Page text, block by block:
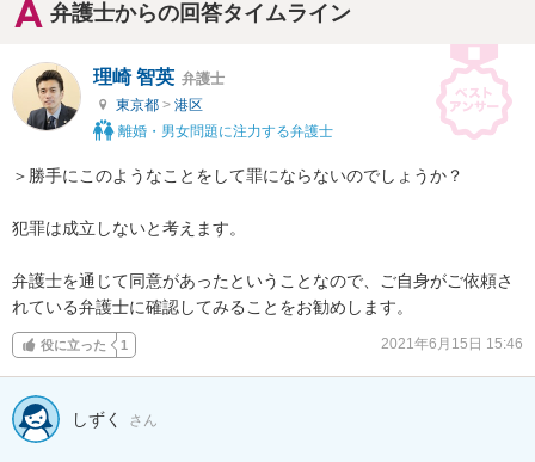
弁護士からの回答タイムライン
理崎 智英 弁護士
東京都 > 港区
離婚・男女問題に注力する弁護士
＞勝手にこのようなことをして罪にならないのでしょうか？
犯罪は成立しないと考えます。
弁護士を通じて同意があったということなので、ご自身がご依頼さ
れている弁護士に確認してみることをお勧めします。
役に立った 1 2021年6月15日 15:46
しずく さん